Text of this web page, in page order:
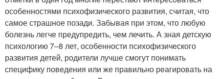
особенностями психофизического развития, считая, что
самое страшное позади. Забывая при этом, что любую
болезнь легче предупредить, чем лечить. А зная детскую
психологию 7–8 лет, особенности психофизического
развития детей, родители лучше смогут понимать
специфику поведения или же правильно реагировать на